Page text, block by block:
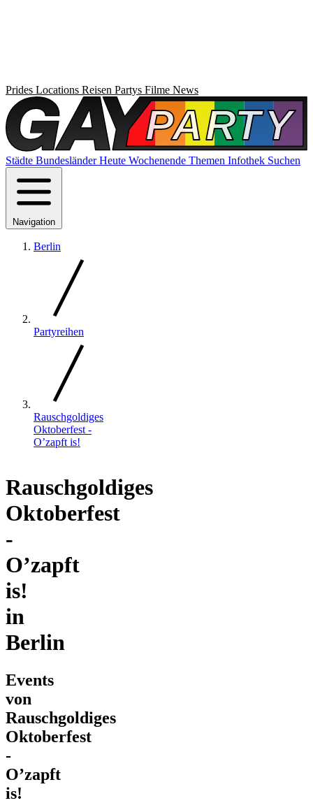
Prides Locations Reisen Partys Filme News
Städte BundesländerHeute Wochenende Themen Infothek Suchen
Navigation
Berlin
Partyreihen
Rauschgoldiges
Oktoberfest -
O’zapft is!
Rauschgoldiges
Oktoberfest
-
O’zapft
is!
in
Berlin
Events
von
Rauschgoldiges
Oktoberfest
-
O’zapft
is!